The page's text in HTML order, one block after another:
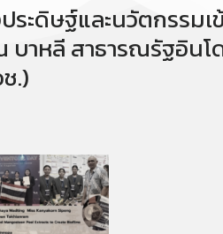
ะดิษฐ์และนวัตกรรมเ
บาหลี สาธารณรัฐอินโ
.)